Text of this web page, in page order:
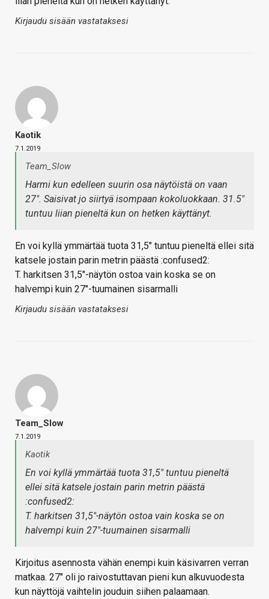
Kirjaudu sisään vastataksesi
Kaotik
7.1.2019
Team_Slow
Harmi kun edelleen suurin osa näytöistä on vaan
27". Saisivat jo siirtyä isompaan kokoluokkaan. 31.5"
tuntuu liian pieneltä kun on hetken käyttänyt.
En voi kyllä ymmärtää tuota 31,5" tuntuu pieneltä ellei sitä
katsele jostain parin metrin päästä :confused2:
T. harkitsen 31,5"-näytön ostoa vain koska se on
halvempi kuin 27"-tuumainen sisarmalli
Kirjaudu sisään vastataksesi
Team_Slow
7.1.2019
Kaotik
En voi kyllä ymmärtää tuota 31,5" tuntuu pieneltä
ellei sitä katsele jostain parin metrin päästä
:confused2:
T. harkitsen 31,5"-näytön ostoa vain koska se on
halvempi kuin 27"-tuumainen sisarmalli
Kirjoitus asennosta vähän enempi kuin käsivarren verran
matkaa. 27" oli jo raivostuttavan pieni kun alkuvuodesta
kun näyttöjä vaihtelin jouduin siihen palaamaan.